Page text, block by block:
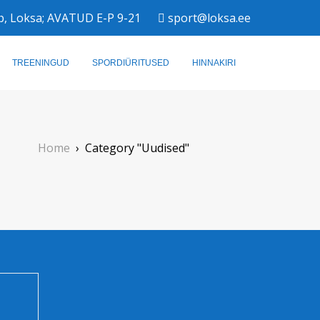
Loksa; AVATUD E-P 9-21 sport@loksa.ee
TREENINGUD SPORDIÜRITUSED HINNAKIRI
Home › Category "Uudised"